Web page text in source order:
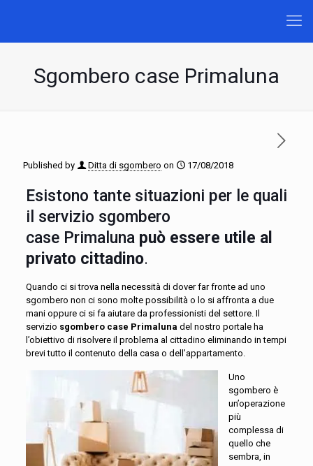
Sgombero case Primaluna
Published by Ditta di sgombero on 17/08/2018
Esistono tante situazioni per le quali
il servizio sgombero
case Primaluna può essere utile al
privato cittadino.
Quando ci si trova nella necessità di dover far fronte ad uno
sgombero non ci sono molte possibilità o lo si affronta a due
mani oppure ci si fa aiutare da professionisti del settore. Il
servizio sgombero case Primaluna del nostro portale ha
l’obiettivo di risolvere il problema al cittadino eliminando in tempi
brevi tutto il contenuto della casa o dell’appartamento.
Uno
sgombero è
un’operazione
più
complessa di
quello che
sembra, in